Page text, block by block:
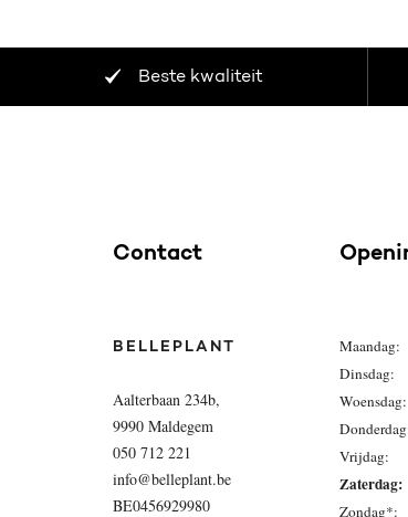
Beste kwaliteit
Contact
BELLEPLANT
Aalterbaan 234b,
9990 Maldegem
050 712 221
info@belleplant.be
BE0456929980
Maandag:
Dinsdag:
Woensdag:
Vrijdag:
Zaterdag:
Zondag*: